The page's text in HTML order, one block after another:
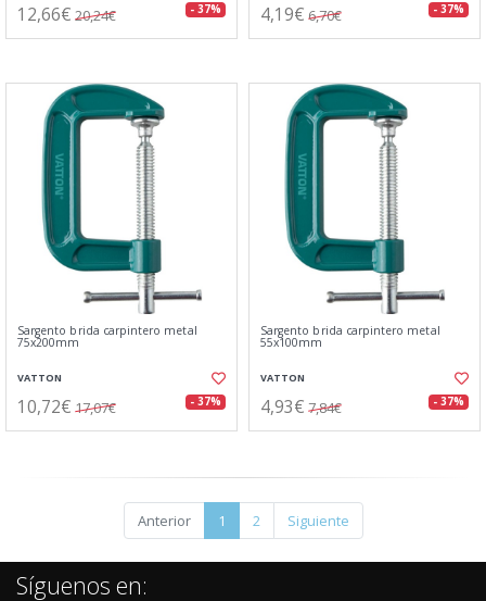
12,66€ 20,24€ - 37% 4,19€ 6,70€ - 37%
Sargento brida carpintero metal
75x200mm
VATTON
10,72€ 17,07€ - 37%
Sargento brida carpintero metal
55x100mm
VATTON
4,93€ 7,84€ - 37%
Anterior 1 2 Siguiente
Síguenos en: